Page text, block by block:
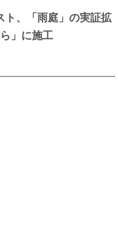
、「雨庭」の実証拡
」に施工